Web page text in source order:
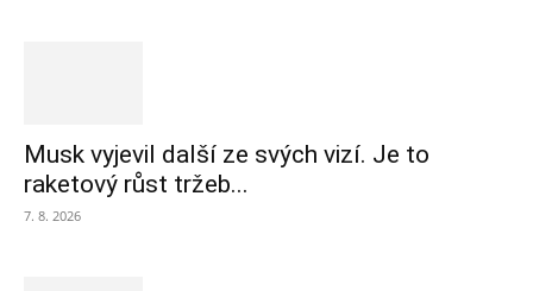
Musk vyjevil další ze svých vizí. Je to
raketový růst tržeb...
7. 8. 2026